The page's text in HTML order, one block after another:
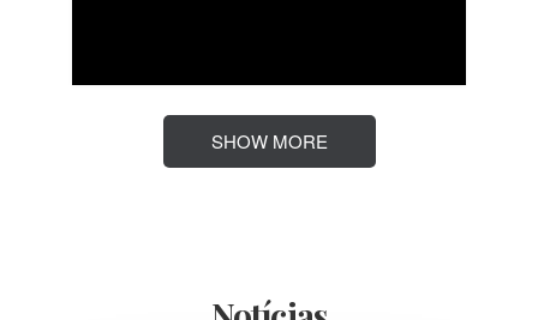
SHOW MORE